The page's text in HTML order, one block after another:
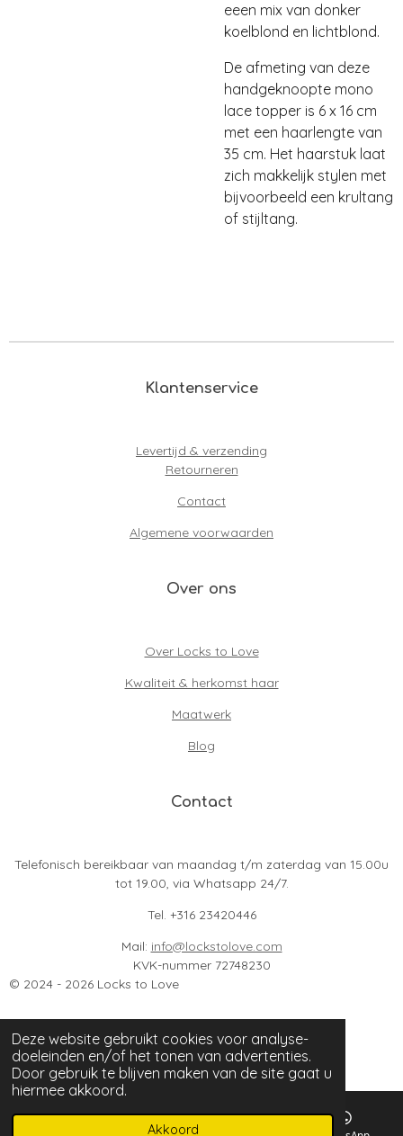
Deze website gebruikt cookies voor analyse-
doeleinden en/of het tonen van advertenties.
Door gebruik te blijven maken van de site gaat u
hiermee akkoord.
Akkoord
eeen mix van donker
koelblond en lichtblond.
De afmeting van deze
handgeknoopte mono
lace topper is 6 x 16 cm
met een haarlengte van
35 cm. Het haarstuk laat
zich makkelijk stylen met
bijvoorbeeld een krultang
of stijltang.
Klantenservice
Levertijd & verzending
Retourneren
Contact
Algemene voorwaarden
Over ons
Over Locks to Love
Kwaliteit & herkomst haar
Maatwerk
Blog
Contact
Telefonisch bereikbaar van maandag t/m zaterdag van 15.00u
tot 19.00, via Whatsapp 24/7.
Tel. +316 23420446
Mail: info@lockstolove.com
KVK-nummer 72748230
© 2024 - 2026 Locks to Love